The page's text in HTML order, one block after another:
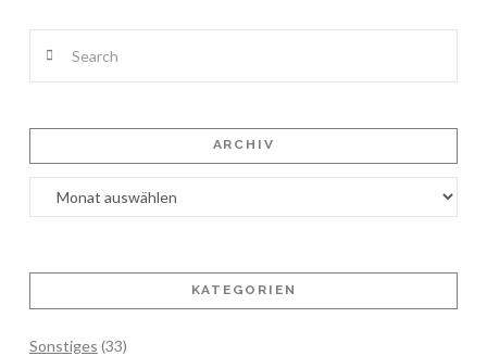
ARCHIV
Archiv
KATEGORIEN
Sonstiges (33)